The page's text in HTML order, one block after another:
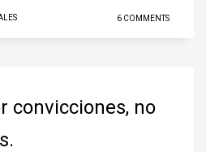
6 COMMENTS
convicciones, no